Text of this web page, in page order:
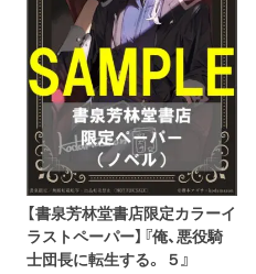
【書泉芳林堂書店限定カラーイ
ラストペーパー】『俺、悪役騎
士団長に転生する。 ５』